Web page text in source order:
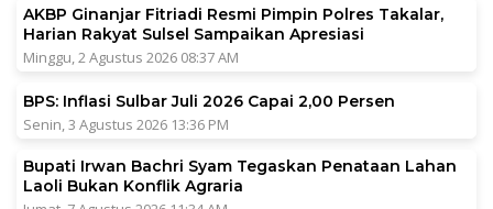
AKBP Ginanjar Fitriadi Resmi Pimpin Polres Takalar,
Harian Rakyat Sulsel Sampaikan Apresiasi
Minggu, 2 Agustus 2026 08:37 AM
BPS: Inflasi Sulbar Juli 2026 Capai 2,00 Persen
Senin, 3 Agustus 2026 13:36 PM
Bupati Irwan Bachri Syam Tegaskan Penataan Lahan
Laoli Bukan Konflik Agraria